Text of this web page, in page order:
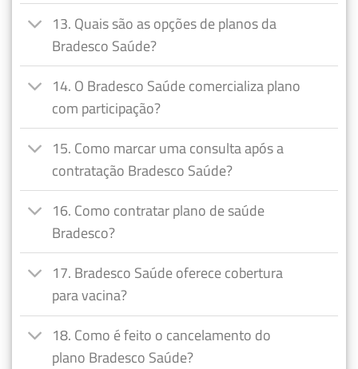
13. Quais são as opções de planos da
Bradesco Saúde?
14. O Bradesco Saúde comercializa plano
com participação?
15. Como marcar uma consulta após a
contratação Bradesco Saúde?
16. Como contratar plano de saúde
Bradesco?
17. Bradesco Saúde oferece cobertura
para vacina?
18. Como é feito o cancelamento do
plano Bradesco Saúde?